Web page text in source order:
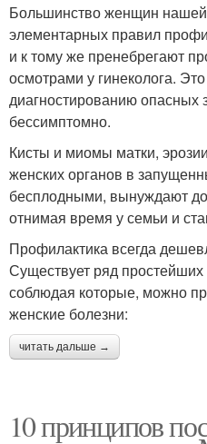
Большинство женщин
элементарных правил
и к тому же пренебрегают
осмотрами у гинеколога.
диагностированию
бессимптомно.
Кисты и миомы матки,
женских органов в
бесплодными, вынуждают
отнимая время у семьи и
Профилактика всегда
Существует ряд
соблюдая которые, можно
женские болезни:
читать дальше →
10 принципов